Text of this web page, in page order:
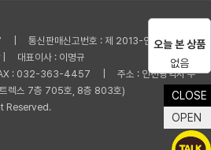
| 통신판매신고번호 : 제 2013-인천부평-001
표이사 : 이명규
032-363-4457 | 주소 : 인천광역시 부
렉스 7층 705호, 8층 803호)
Reserved.
CLOSE
OPEN
오늘 본 상품
없음